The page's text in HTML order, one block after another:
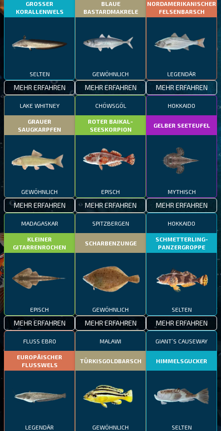
GROSSER
KORALLENWELS
SELTEN
MEHR ERFAHREN
BLAUE
BASTARDMAKRELE
GEWÖHNLICH
MEHR ERFAHREN
NORDAMERIKANISCHER
FELSENBARSCH
LEGENDÄR
MEHR ERFAHREN
LAKE WHITNEY
GRAUER
SAUGKARPFEN
GEWÖHNLICH
MEHR ERFAHREN
CHÖWSGÖL
ROTER BAIKAL-
SEESKORPION
EPISCH
MEHR ERFAHREN
HOKKAIDO
GELBER SEETEUFEL
MYTHISCH
MEHR ERFAHREN
MADAGASKAR
KLEINER
GITARRENROCHEN
EPISCH
MEHR ERFAHREN
SPITZBERGEN
SCHARBENZUNGE
GEWÖHNLICH
MEHR ERFAHREN
HOKKAIDO
SCHMETTERLING-
PANZERGROPPE
SELTEN
MEHR ERFAHREN
FLUSS EBRO
EUROPÄISCHER
FLUSSWELS
LEGENDÄR
MALAWI
TÜRKISGOLDBARSCH
GEWÖHNLICH
GIANT’S CAUSEWAY
HIMMELSGUCKER
SELTEN